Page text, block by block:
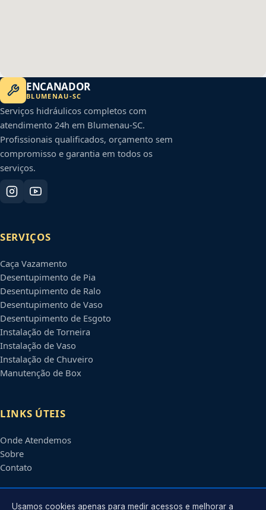
ENCANADOR
BLUMENAU-SC
Serviços hidráulicos completos com
atendimento 24h em Blumenau-SC.
Profissionais qualificados, orçamento sem
compromisso e garantia em todos os
serviços.
SERVIÇOS
Caça Vazamento
Desentupimento de Pia
Desentupimento de Ralo
Desentupimento de Vaso
Desentupimento de Esgoto
Instalação de Torneira
Instalação de Vaso
Instalação de Chuveiro
Manutenção de Box
LINKS ÚTEIS
Onde Atendemos
Sobre
Contato
Usamos cookies apenas para medir acessos e melhorar a